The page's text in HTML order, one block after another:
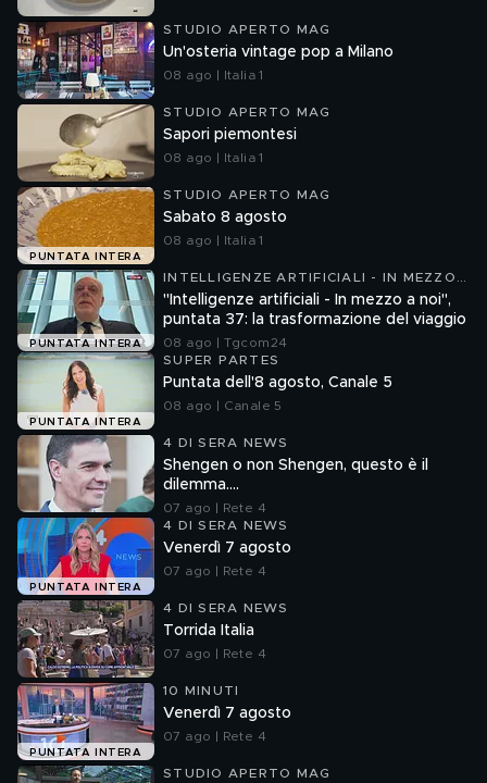
STUDIO APERTO MAG
Un'osteria vintage pop a Milano
08 ago | Italia 1
STUDIO APERTO MAG
Sapori piemontesi
08 ago | Italia 1
PUNTATA INTERA
STUDIO APERTO MAG
Sabato 8 agosto
08 ago | Italia 1
PUNTATA INTERA
INTELLIGENZE ARTIFICIALI - IN MEZZO
A NOI
"Intelligenze artificiali - In mezzo a noi",
puntata 37: la trasformazione del viaggio
08 ago | Tgcom24
PUNTATA INTERA
SUPER PARTES
Puntata dell'8 agosto, Canale 5
08 ago | Canale 5
4 DI SERA NEWS
Shengen o non Shengen, questo è il
dilemma....
07 ago | Rete 4
PUNTATA INTERA
4 DI SERA NEWS
Venerdì 7 agosto
07 ago | Rete 4
4 DI SERA NEWS
Torrida Italia
07 ago | Rete 4
PUNTATA INTERA
10 MINUTI
Venerdì 7 agosto
07 ago | Rete 4
STUDIO APERTO MAG